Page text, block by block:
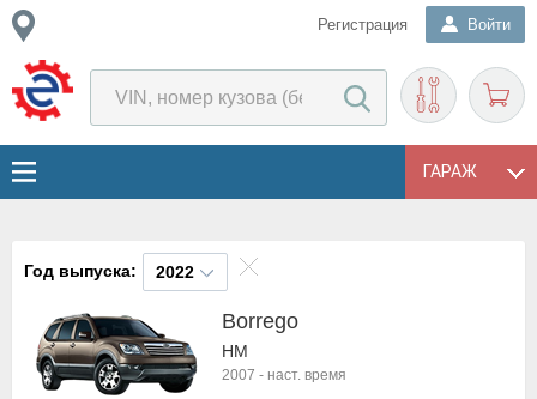
Регистрация Войти
ГАРАЖ
Год выпуска: 2022
Borrego
HM
2007 - наст. время